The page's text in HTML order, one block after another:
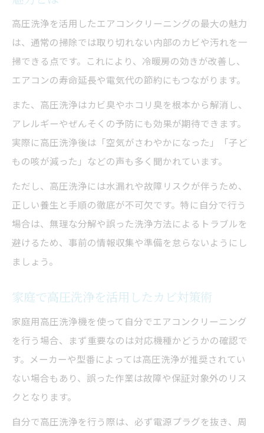
高圧洗浄を活用したエアコンクリーニングの最大の魅力
は、通常の掃除では取り切れない内部のカビや汚れを一
掃できる点です。これにより、冷暖房の効きが改善し、
エアコンの寿命延長や電気代の節約にもつながります。
また、高圧洗浄はカビ臭やホコリ臭を根本から解消し、
アレルギーやぜんそくの予防にも効果が期待できます。
実際に高圧洗浄後は「空気がさわやかになった」「子ど
もの咳が減った」などの声も多く聞かれています。
ただし、高圧洗浄には水漏れや故障リスクが伴うため、
正しい養生と手順の徹底が不可欠です。特に自分で行う
場合は、無理な分解や誤った洗浄方法によるトラブルを
避けるため、事前の情報収集や準備を怠らないようにし
ましょう。
家庭で高圧洗浄を活用したカビ対策術
家庭用高圧洗浄機を使って自分でエアコンクリーニング
を行う場合、まず重要なのは対応機種かどうかの確認で
す。メーカーや型番によっては高圧洗浄が推奨されてい
ない場合もあり、誤った作業は故障や保証対象外のリス
クとなります。
自分で高圧洗浄を行う際は、必ず電源プラグを抜き、周